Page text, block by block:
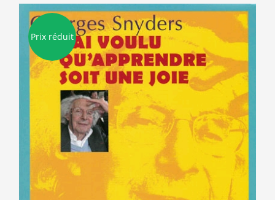
Prix réduit